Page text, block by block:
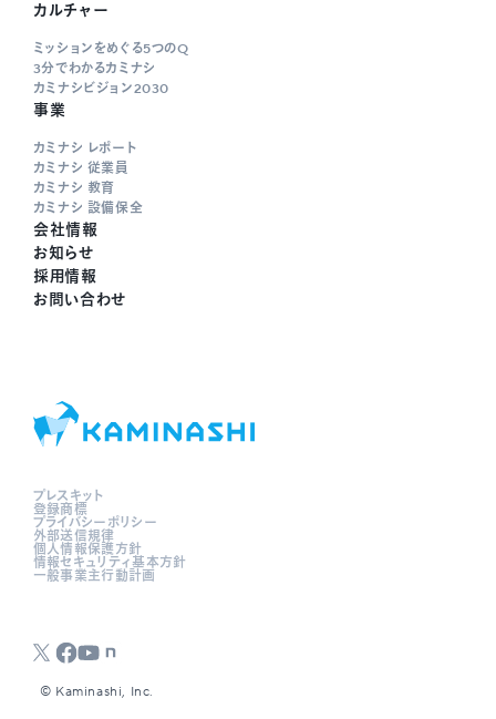
カルチャー
ミッションをめぐる5つのQ
3分でわかるカミナシ
カミナシビジョン2030
事業
カミナシ レポート
カミナシ 従業員
カミナシ 教育
カミナシ 設備保全
会社情報
お知らせ
採用情報
お問い合わせ
プレスキット
登録商標
プライバシーポリシー
外部送信規律
個人情報保護方針
情報セキュリティ基本方針
一般事業主行動計画
©︎ Kaminashi, Inc.